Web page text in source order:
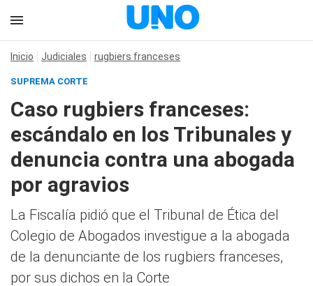
Inicio Judiciales rugbiers franceses
SUPREMA CORTE
Caso rugbiers franceses:
escándalo en los Tribunales y
denuncia contra una abogada
por agravios
La Fiscalía pidió que el Tribunal de Ética del
Colegio de Abogados investigue a la abogada
de la denunciante de los rugbiers franceses,
por sus dichos en la Corte